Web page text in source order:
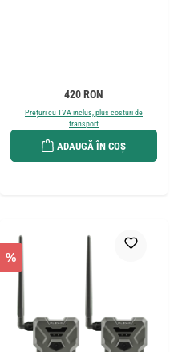
Preț obișnuit:
420 RON
Prețuri cu TVA inclus, plus costuri de
transport
ADAUGĂ ÎN COȘ
%